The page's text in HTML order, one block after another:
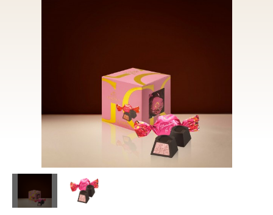
歡聚系列
百年限定系列
冰享系列
玩具總動員